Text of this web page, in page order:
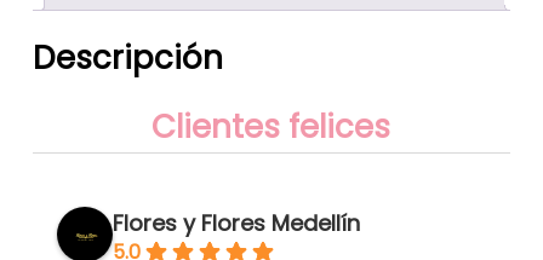
Descripción
Clientes felices
Flores y Flores Medellín
5.0